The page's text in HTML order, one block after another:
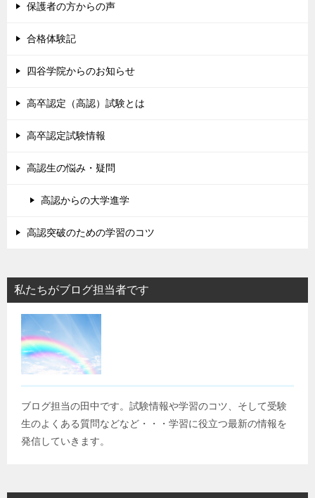
保護者の方からの声
合格体験記
四谷学院からのお知らせ
高卒認定（高認）試験とは
高卒認定試験情報
高認生の悩み・疑問
高認からの大学進学
高認突破のための学習のコツ
私たちがブログ担当者です
ブログ担当の田中です。試験情報や学習のコツ、そして受験
生のよくある質問などなど・・・学習に役立つ最新の情報を
発信していきます。